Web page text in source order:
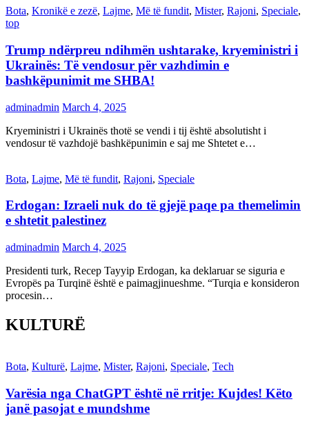
Bota, Kronikë e zezë, Lajme, Më të fundit, Mister, Rajoni, Speciale,
top
Trump ndërpreu ndihmën ushtarake, kryeministri i
Ukrainës: Të vendosur për vazhdimin e
bashkëpunimit me SHBA!
adminadmin March 4, 2025
Kryeministri i Ukrainës thotë se vendi i tij është absolutisht i
vendosur të vazhdojë bashkëpunimin e saj me Shtetet e…
Bota, Lajme, Më të fundit, Rajoni, Speciale
Erdogan: Izraeli nuk do të gjejë paqe pa themelimin
e shtetit palestinez
adminadmin March 4, 2025
Presidenti turk, Recep Tayyip Erdogan, ka deklaruar se siguria e
Evropës pa Turqinë është e paimagjinueshme. “Turqia e konsideron
procesin…
KULTURË
Bota, Kulturë, Lajme, Mister, Rajoni, Speciale, Tech
Varësia nga ChatGPT është në rritje: Kujdes! Këto
janë pasojat e mundshme